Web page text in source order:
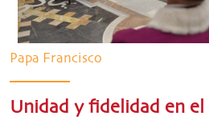
Papa Francisco
Unidad y fidelidad en